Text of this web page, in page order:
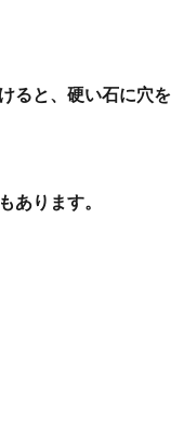
と、硬い石に穴
あります。